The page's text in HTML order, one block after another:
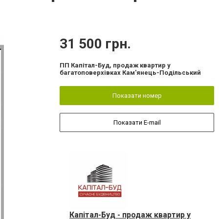
31 500 грн.
ПП Капітал-Буд, продаж квартир у
багатоповерхівках Кам'янець-Подільський
Показати номер
Показати E-mail
Капітал-Буд - продаж квартир у